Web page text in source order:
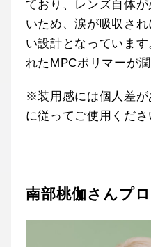
ており、レンズ自体
いため、涙が吸収さ
い設計となっていま
れたMPCポリマーが
※装用感には個人差
に従ってご使用くださ
南部桃伽さんプ